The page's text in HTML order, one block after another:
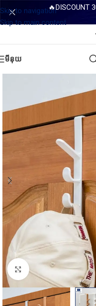
Skip to navigation
Skip to main content
🔥DISCOUNT
មីនុយ
Click to enlarge